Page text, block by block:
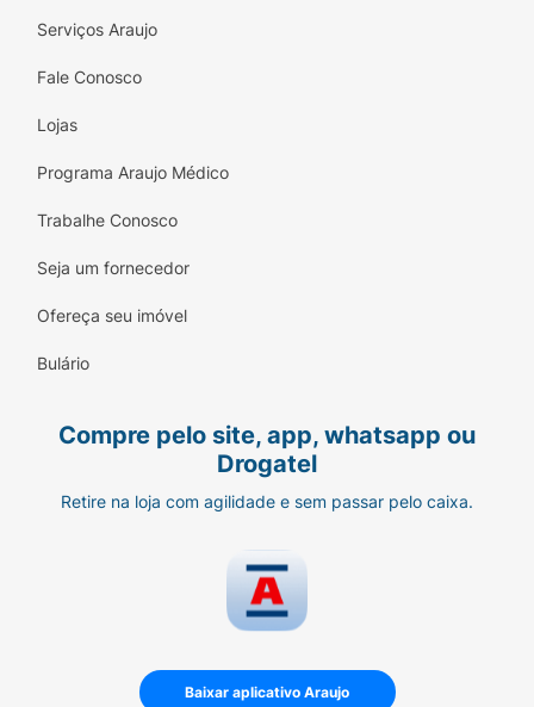
Serviços Araujo
Fale Conosco
Lojas
Programa Araujo Médico
Trabalhe Conosco
Seja um fornecedor
Ofereça seu imóvel
Bulário
Compre pelo site, app, whatsapp ou
Drogatel
Retire na loja com agilidade e sem passar pelo caixa.
Baixar aplicativo Araujo